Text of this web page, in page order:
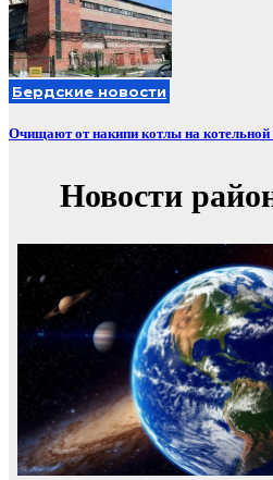
Бердские новости
Очищают от накипи котлы на котельной